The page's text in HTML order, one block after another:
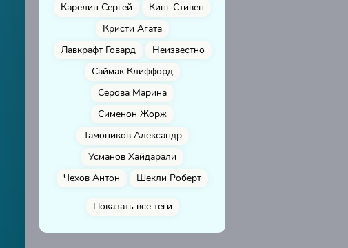
Карелин Сергей
Кинг Стивен
Кристи Агата
Лавкрафт Говард
Неизвестно
Саймак Клиффорд
Серова Марина
Сименон Жорж
Тамоников Александр
Усманов Хайдарали
Чехов Антон
Шекли Роберт
Показать все теги